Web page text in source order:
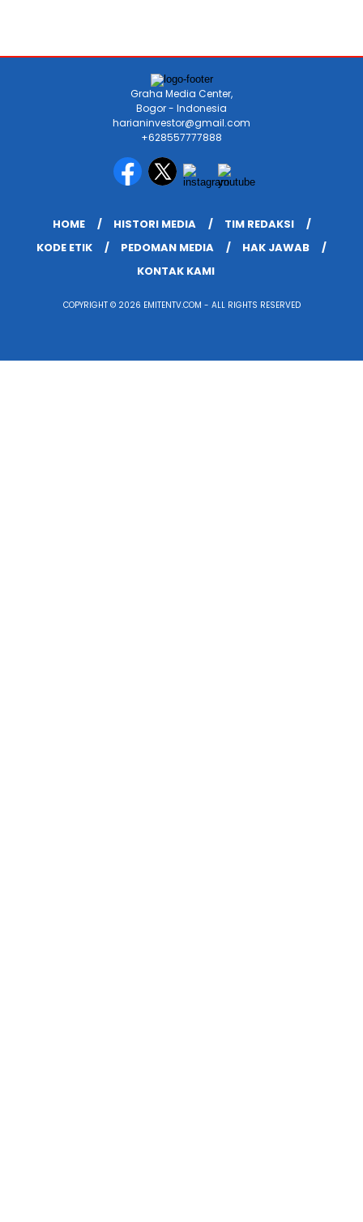
Graha Media Center,
Bogor - Indonesia
harianinvestor@gmail.com
+628557777888
HOME HISTORI MEDIA
TIM REDAKSI
KODE ETIK
PEDOMAN MEDIA
HAK JAWAB
KONTAK KAMI
COPYRIGHT © 2026 EMITENTV.COM - ALL RIGHTS RESERVED